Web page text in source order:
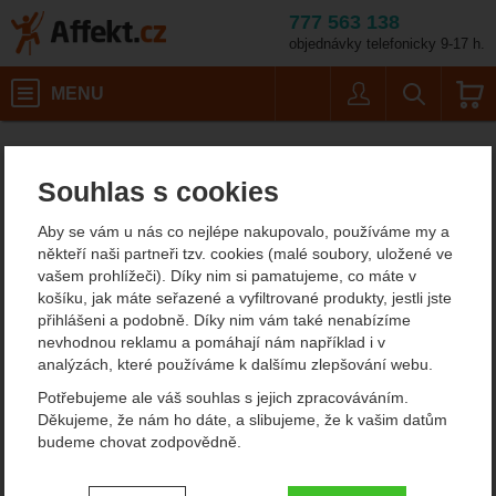
Souhlas s cookies
Aby se vám u nás co nejlépe nakupovalo, používáme my a
někteří naši partneři tzv. cookies (malé soubory, uložené ve
vašem prohlížeči). Díky nim si pamatujeme, co máte v
košíku, jak máte seřazené a vyfiltrované produkty, jestli jste
přihlášeni a podobně. Díky nim vám také nenabízíme
nevhodnou reklamu a pomáhají nám například i v
analýzách, které používáme k dalšímu zlepšování webu.
Potřebujeme ale váš souhlas s jejich zpracováváním.
Děkujeme, že nám ho dáte, a slibujeme, že k vašim datům
budeme chovat zodpovědně.
Nastavení souhlasů s kategoriemi
777 563 138
objednávky telefonicky 9-17 h.
MENU
Toko Textile
Toko Textile Proof 250 ml
Fotografie